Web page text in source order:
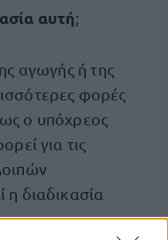
αυτή;
αγωγής ή της
φορές
ο υπόχρεος
για τις
η διαδικασία